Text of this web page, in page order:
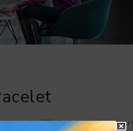
scalar, FIR, dan mengandung batu